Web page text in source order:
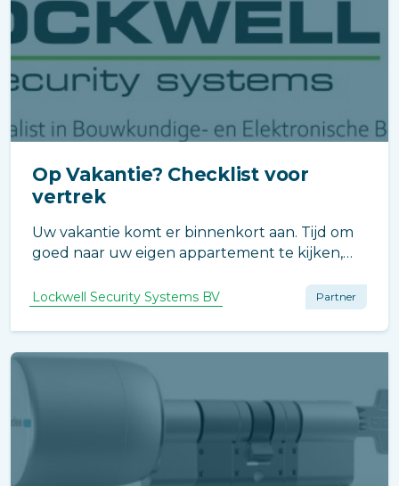
Op Vakantie? Checklist voor
vertrek
Uw vakantie komt er binnenkort aan. Tijd om
goed naar uw eigen appartement te kijken,
Misschien heeft u goedgekeurde
inbraaksignaleringssysteem en/of
beveiligingscamera’s.
Lockwell Security Systems BV Partner